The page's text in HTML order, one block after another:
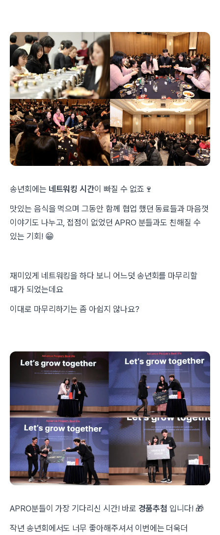
송년회에는 네트워킹 시간이 빠질 수 없죠🍷
맛있는 음식을 먹으며 그동안 함께 협업 했던 동료들과 마음껏
이야기도 나누고, 접점이 없었던 APRO 분들과도 친해질 수
있는 기회! 😁
재미있게 네트워킹을 하다 보니 어느덧 송년회를 마무리할
때가 되었는데요
이대로 마무리하기는 좀 아쉽지 않나요?
APRO분들이 가장 기다리신 시간! 바로 경품추첨 입니다! 🎁
작년 송년회에서도 너무 좋아해주셔서 이번에는 더욱더